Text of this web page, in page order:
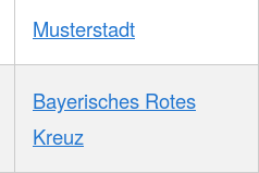
Musterstadt
Bayerisches Rotes
Kreuz